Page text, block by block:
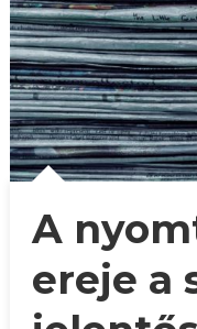
A
ereje a